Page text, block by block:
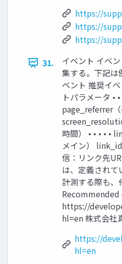
https://
https://
https://
31.
イベント イベ
集する。下記は
ベント 推奨イ
トパラメータ •
page_referrer
時間） • • • •
メイン）
信：リンク先
は、定義され
計測する際も、
https://
hl=en 株式会社
https://
hl=en